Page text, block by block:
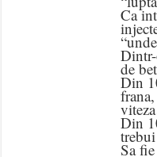
Ca
de
Din
Din
Sa